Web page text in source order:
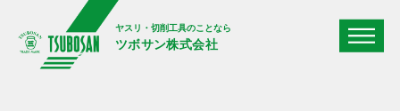
ヤスリ・切削工具のことなら
ツボサン株式会社